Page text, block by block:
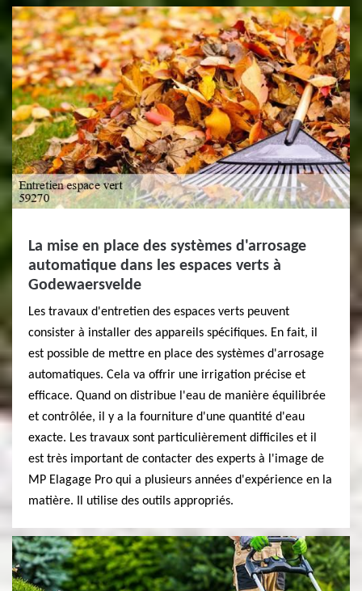
La mise en place des systèmes d'arrosage
automatique dans les espaces verts à
Godewaersvelde
Les travaux d'entretien des espaces verts peuvent
consister à installer des appareils spécifiques. En fait, il
est possible de mettre en place des systèmes d'arrosage
automatiques. Cela va offrir une irrigation précise et
efficace. Quand on distribue l'eau de manière équilibrée
et contrôlée, il y a la fourniture d'une quantité d'eau
exacte. Les travaux sont particulièrement difficiles et il
est très important de contacter des experts à l'image de
MP Elagage Pro qui a plusieurs années d'expérience en la
matière. Il utilise des outils appropriés.